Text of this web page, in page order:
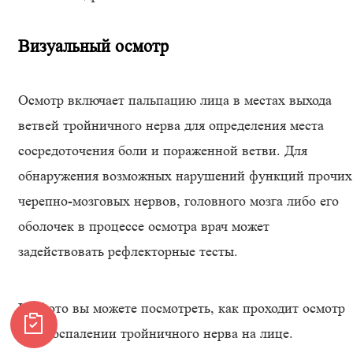
Визуальный осмотр
Осмотр включает пальпацию лица в местах выхода
ветвей тройничного нерва для определения места
сосредоточения боли и пораженной ветви. Для
обнаружения возможных нарушений функций прочих
черепно-мозговых нервов, головного мозга либо его
оболочек в процессе осмотра врач может
задействовать рефлекторные тесты.
На фото вы можете посмотреть, как проходит осмотр
при воспалении тройничного нерва на лице.